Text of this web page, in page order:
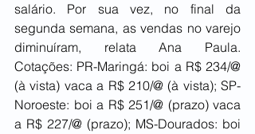
salário. Por sua vez, no final da
segunda semana, as vendas no varejo
diminuíram, relata Ana Paula.
Cotações: PR-Maringá: boi a R$ 234/@
(à vista) vaca a R$ 210/@ (à vista); SP-
Noroeste: boi a R$ 251/@ (prazo) vaca
a R$ 227/@ (prazo); MS-Dourados: boi